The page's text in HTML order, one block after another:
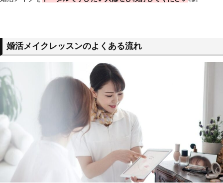
婚活メイクレッスンのよくある流れ